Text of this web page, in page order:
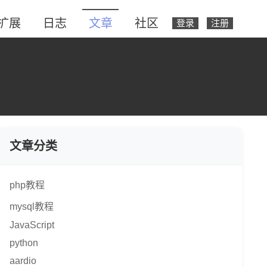
展 日志 文章 社区 登录 注册
文章分类
php教程
mysql教程
JavaScript
python
aardio